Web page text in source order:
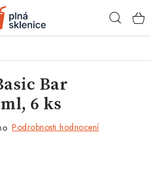
Bar
6 ks
Podrobnosti hodnocení